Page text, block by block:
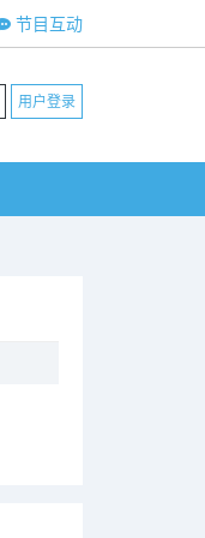
节目互动
用户登录